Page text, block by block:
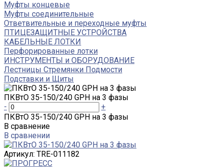
Муфты концевые
Муфты соединительные
Ответвительные и переходные муфты
ПТИЦЕЗАЩИТНЫЕ УСТРОЙСТВА
КАБЕЛЬНЫЕ ЛОТКИ
Перфорированные лотки
ИНСТРУМЕНТЫ и ОБОРУДОВАНИЕ
Лестницы Стремянки Подмости
Подставки и Щиты
ПКВтО 35-150/240 GPH на 3 фазы
-
+
ПКВтО 35-150/240 GPH на 3 фазы
В сравнение
В сравнении
Артикул: TRE-011182